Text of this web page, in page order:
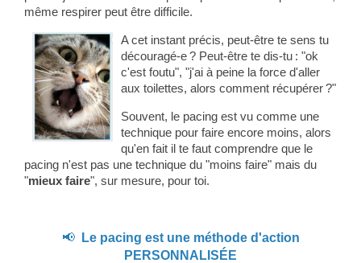
même respirer peut être difficile.
A cet instant précis, peut-être te sens tu
découragé-e ? Peut-être te dis-tu : "ok
c'est foutu", "j'ai à peine la force d'aller
aux toilettes, alors comment récupérer ?"
Souvent, le pacing est vu comme une
technique pour faire encore moins, alors
qu'en fait il te faut comprendre que le
pacing n'est pas une technique du "moins faire" mais du
"mieux faire", sur mesure, pour toi.
📢Le pacing est une méthode d'action
PERSONNALISÉE